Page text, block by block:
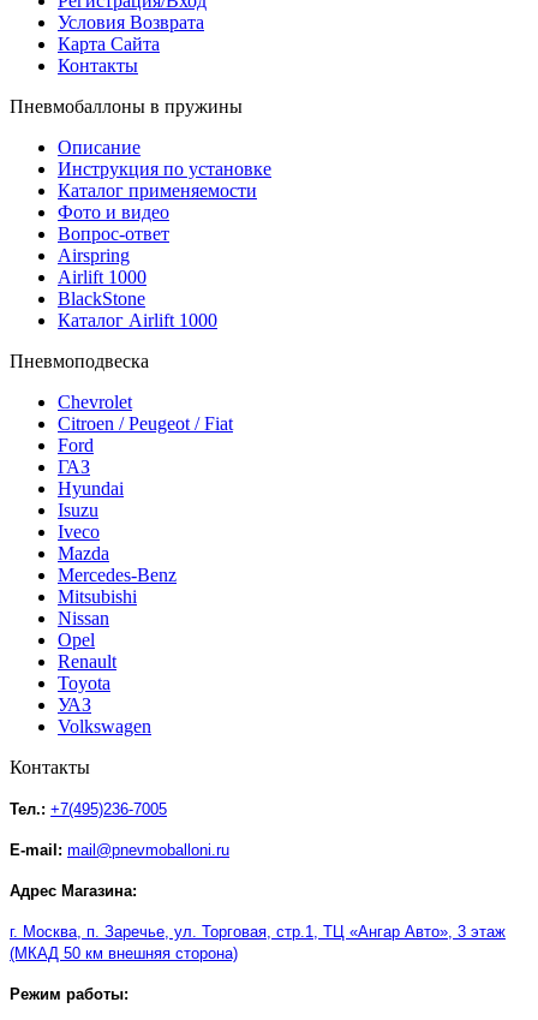
Условия Возврата
Карта Сайта
Контакты
Пневмобаллоны в пружины
Описание
Инструкция по установке
Каталог применяемости
Фото и видео
Вопрос-ответ
Airspring
Airlift 1000
BlackStone
Каталог Airlift 1000
Пневмоподвеска
Chevrolet
Citroen / Peugeot / Fiat
Ford
ГАЗ
Hyundai
Isuzu
Iveco
Mazda
Mercedes-Benz
Mitsubishi
Nissan
Opel
Renault
Toyota
УАЗ
Volkswagen
Контакты
Тел.: +7(495)236-7005
E-mail: mail@pnevmoballoni.ru
Адрес Магазина:
г. Москва, п. Заречье, ул. Торговая, стр.1, ТЦ «Ангар Авто», 3 этаж
(МКАД 50 км внешняя сторона)
Режим работы: